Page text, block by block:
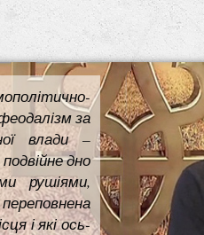
за
влади –
дно
рушіями,
і які ось-